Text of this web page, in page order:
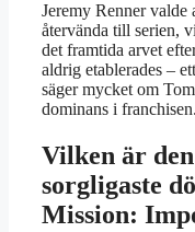
Jeremy Renner valde
återvända till serien,
det framtida arvet
aldrig etablerades –
säger mycket om
dominans i franchisen.
Vilken är den
sorgligaste
Mission: